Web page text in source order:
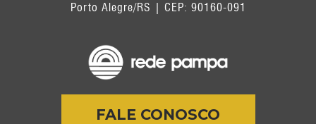
Porto Alegre/RS | CEP: 90160-091
FALE CONOSCO